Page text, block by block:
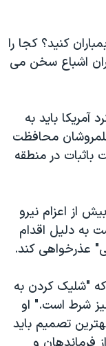
کنید؟ کجا را
اشباع سخن می
باید به
محافظت
باثبات در منطقه
از اعزام نیرو
به دلیل اقدام
عذرخواهی کند.
"شلیک کردن به
شرط است." او
تصمیم باید